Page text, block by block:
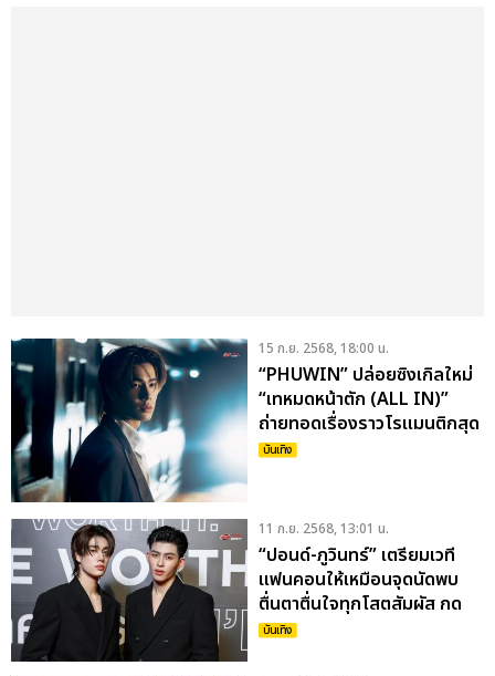
15 ก.ย. 2568, 18:00 น.
“PHUWIN” ปล่อยซิงเกิลใหม่
“เทหมดหน้าตัก (ALL IN)”
ถ่ายทอดเรื่องราวโรแมนติกสุด
ทัชใจ
บันเทิง
11 ก.ย. 2568, 13:01 น.
“ปอนด์-ภูวินทร์” เตรียมเวที
แฟนคอนให้เหมือนจุดนัดพบ
ตื่นตาตื่นใจทุกโสตสัมผัส กด
บัตร 13 ก.ย.นี้
บันเทิง